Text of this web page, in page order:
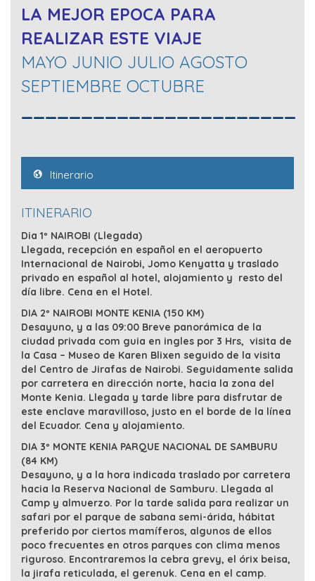
LA MEJOR EPOCA PARA
REALIZAR ESTE VIAJE
MAYO JUNIO JULIO AGOSTO
SEPTIEMBRE OCTUBRE
Itinerario
ITINERARIO
Dia 1º NAIROBI (Llegada)
Llegada, recepción en español en el aeropuerto
Internacional de Nairobi, Jomo Kenyatta y traslado
privado en español al hotel, alojamiento y resto del
día libre. Cena en el Hotel.
DIA 2º NAIROBI MONTE KENIA (150 KM)
Desayuno, y a las 09:00 Breve panorámica de la
ciudad privada com guia en ingles por 3 Hrs, visita de
la Casa – Museo de Karen Blixen seguido de la visita
del Centro de Jirafas de Nairobi. Seguidamente salida
por carretera en dirección norte, hacia la zona del
Monte Kenia. Llegada y tarde libre para disfrutar de
este enclave maravilloso, justo en el borde de la línea
del Ecuador. Cena y alojamiento.
DIA 3º MONTE KENIA PARQUE NACIONAL DE SAMBURU
(84 KM)
Desayuno, y a la hora indicada traslado por carretera
hacia la Reserva Nacional de Samburu. Llegada al
Camp y almuerzo. Por la tarde salida para realizar un
safari por el parque de sabana semi-árida, hábitat
preferido por ciertos mamíferos, algunos de ellos
poco frecuentes en otros parques con clima menos
riguroso. Encontraremos la cebra grevy, el órix beisa,
la jirafa reticulada, el gerenuk. Cena en el camp.